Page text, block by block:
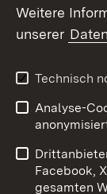
Weitere
unserer
Technisch
Analyse-
Facebook,
gesamten